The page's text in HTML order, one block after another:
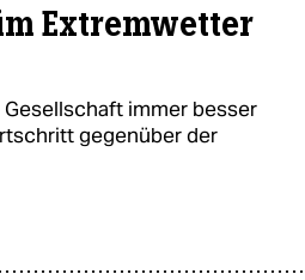
Extremwetter
immer besser
gegenüber der